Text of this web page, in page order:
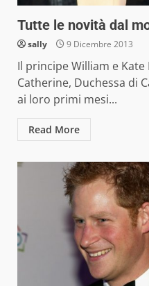
Tutte le novità dal
sally 9 Dicembre 2013
Il principe William e
Catherine, Duchessa di
ai loro primi mesi...
Read More